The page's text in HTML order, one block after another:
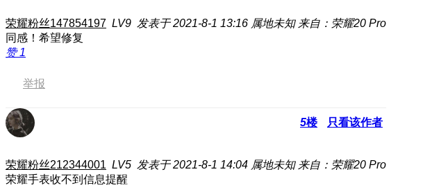
荣耀粉丝147854197 LV9 发表于 2021-8-1 13:16 属地未知 来自：荣耀20 Pro
同感！希望修复
赞1
举报
5楼 只看该作者
荣耀粉丝212344001 LV5 发表于 2021-8-1 14:04 属地未知 来自：荣耀20 Pro
荣耀手表收不到信息提醒